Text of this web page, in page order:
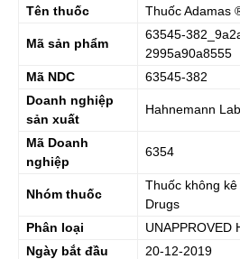
Tên thuốc ThuốcAdamas
Mã sản phẩm
63545-
2995a90a8555
Mã NDC
63545-382
Doanh nghiệp
sản xuất
Hahnemann
Mã Doanh
nghiệp
6354
Nhóm thuốc
Thuốc không
Drugs
Phân loại
UNAPPROVED
Ngày bắt đầu
20-12-2019